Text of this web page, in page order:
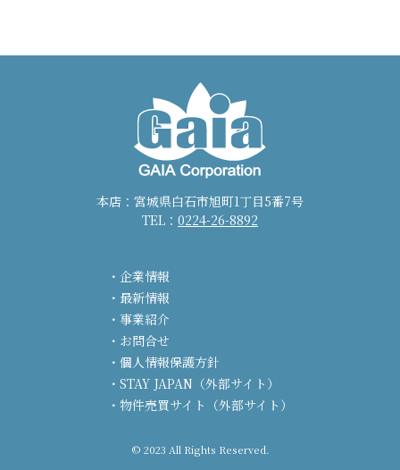
本店：宮城県白石市旭町1丁目5番7号
TEL： 0224-26-8892
企業情報
最新情報
事業紹介
お問合せ
個人情報保護方針
STAY JAPAN（外部サイト）
物件売買サイト（外部サイト）
© 2023 All Rights Reserved.